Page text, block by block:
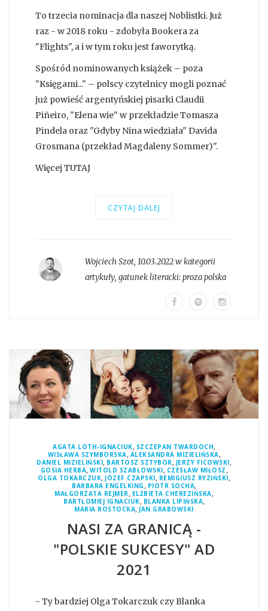
To trzecia nominacja dla naszej Noblistki. Już
raz - w 2018 roku - zdobyła Bookera za
"Flights", a i w tym roku jest faworytką.
Spośród nominowanych książek – poza
"Księgami..." – polscy czytelnicy mogli poznać
już powieść argentyńskiej pisarki Claudii
Piñeiro, "Elena wie" w przekładzie Tomasza
Pindela oraz "Gdyby Nina wiedziała" Davida
Grosmana (przekład Magdaleny Sommer)".
Więcej TUTAJ
CZYTAJ DALEJ
Wojciech Szot, 10.03.2022 w kategorii
artykuły, gatunek literacki:proza polska
AGATA LOTH-IGNACIUK, SZCZEPAN TWARDOCH,
WISŁAWA SZYMBORSKA, ALEKSANDRA MIZIELIŃSKA,
DANIEL MIZIELIŃSKI, BARTOSZ SZTYBOR, JERZY FICOWSKI,
GOSIA HERBA, WITOLD SZABŁOWSKI, CZESŁAW MIŁOSZ ,
OLGA TOKARCZUK, JÓZEF CZAPSKI, REMIGIUSZ RYZIŃSKI,
BARBARA ENGELKING , PIOTR SOCHA,
MAŁGORZATA REJMER, ELŻBIETA CHEREZIŃSKA,
BARTŁOMIEJ IGNACIUK, BLANKA LIPIŃSKA,
MARIA ROSTOCKA, JAN GRABOWSKI
NASI ZA GRANICĄ -
"POLSKIE SUKCESY" AD
2021
- Ty bardziej Olga Tokarczuk czy Blanka